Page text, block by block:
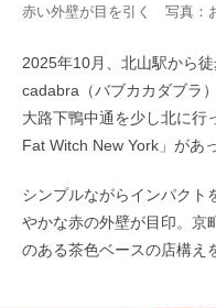
赤い外壁が目を引く 写真：
2025年10月、北山駅から
cadabra（バブカカダブラ
大路下鴨中通を少し北に行
Fat Witch New York」があ
シンプルながらインパクト
やかな赤の外壁が目印。京
のある茶色ベースの店構え